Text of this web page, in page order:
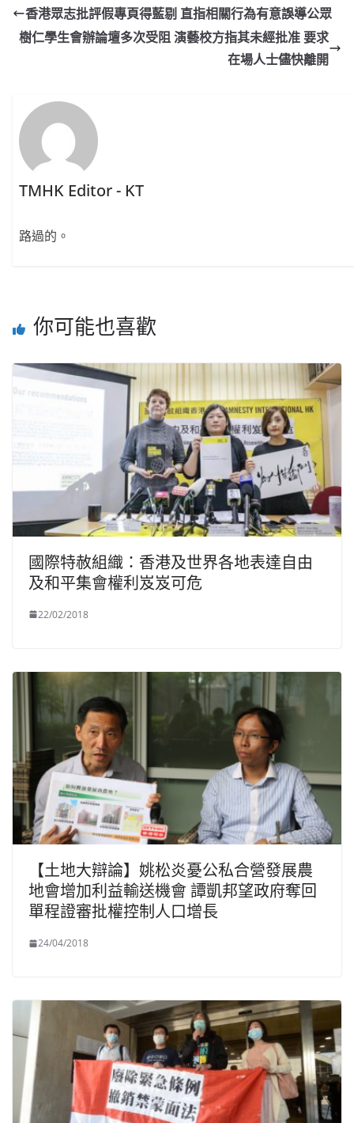
香港眾志批評假專頁得藍剔 直指相關行為有意誤導公眾
樹仁學生會辦論壇多次受阻 演藝校方指其未經批准 要求
在場人士儘快離開
TMHK Editor - KT
路過的。
你可能也喜歡
國際特赦組織：香港及世界各地表達自由
及和平集會權利岌岌可危
22/02/2018
【土地大辯論】姚松炎憂公私合營發展農
地會增加利益輸送機會 譚凱邦望政府奪回
單程證審批權控制人口增長
24/04/2018